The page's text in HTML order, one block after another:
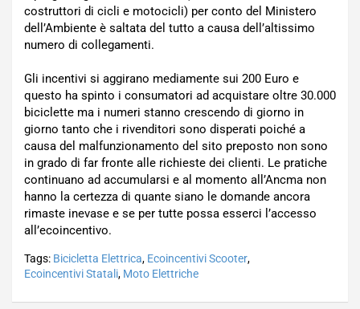
costruttori di cicli e motocicli) per conto del Ministero
dell’Ambiente è saltata del tutto a causa dell’altissimo
numero di collegamenti.
Gli incentivi si aggirano mediamente sui 200 Euro e
questo ha spinto i consumatori ad acquistare oltre 30.000
biciclette ma i numeri stanno crescendo di giorno in
giorno tanto che i rivenditori sono disperati poiché a
causa del malfunzionamento del sito preposto non sono
in grado di far fronte alle richieste dei clienti. Le pratiche
continuano ad accumularsi e al momento all’Ancma non
hanno la certezza di quante siano le domande ancora
rimaste inevase e se per tutte possa esserci l’accesso
all’ecoincentivo.
Tags: Bicicletta Elettrica, Ecoincentivi Scooter,
Ecoincentivi Statali, Moto Elettriche